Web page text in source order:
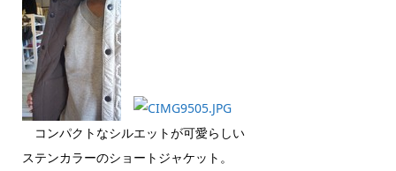
コンパクトなシルエットが可愛らしい
ステンカラーのショートジャケット。